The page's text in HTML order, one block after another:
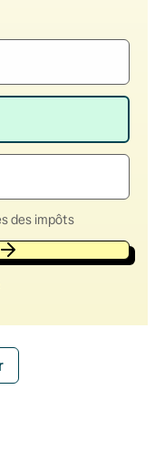
des impôts